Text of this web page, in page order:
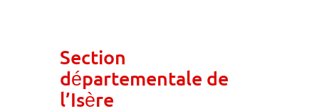
Section
départementale de
l’Isère